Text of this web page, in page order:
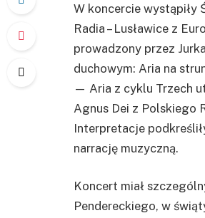
W koncercie wystąpiły
Radia – Lusławice z
prowadzony przez
duchowym: Aria na
— Aria z cyklu Trzech
Agnus Dei z Polskiego
Interpretacje
narrację muzyczną.
Koncert miał
Pendereckiego, w